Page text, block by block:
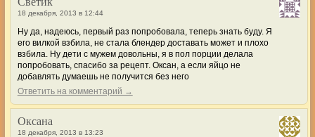
18 декабря, 2013 в 12:44
Ну да, надеюсь, первый раз попробовала, теперь знать буду. Я
его вилкой взбила, не стала блендер доставать может и плохо
взбила. Ну дети с мужем довольны, я в пол порции делала
попробовать, спасибо за рецепт. Оксан, а если яйцо не
добавлять думаешь не получится без него
Ответить на комментарий →
Оксана
18 декабря, 2013 в 13:23